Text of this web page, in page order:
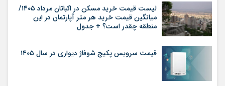
لیست قیمت خرید مسکن در اکباتان مرداد ۱۴۰۵/
میانگین قیمت خرید هر متر آپارتمان در این
منطقه چقدر است؟ + جدول
قیمت سرویس پکیج شوفاژ دیواری در سال ۱۴۰۵